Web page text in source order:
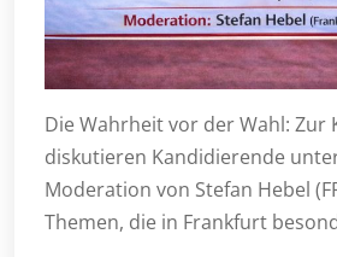
Die Wahrheit vor der Wahl: Zur
diskutieren Kandidierende
Moderation von Stefan Hebel
Themen, die in Frankfurt